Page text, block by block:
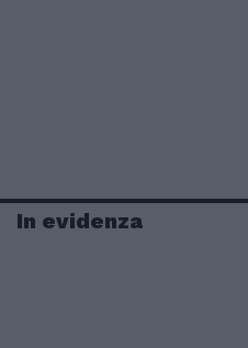
In evidenza